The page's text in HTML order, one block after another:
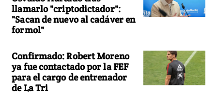
llamarlo "criptodictador":
"Sacan de nuevo al cadáver en
formol"
Confirmado: Robert Moreno
ya fue contactado por la FEF
para el cargo de entrenador
de La Tri